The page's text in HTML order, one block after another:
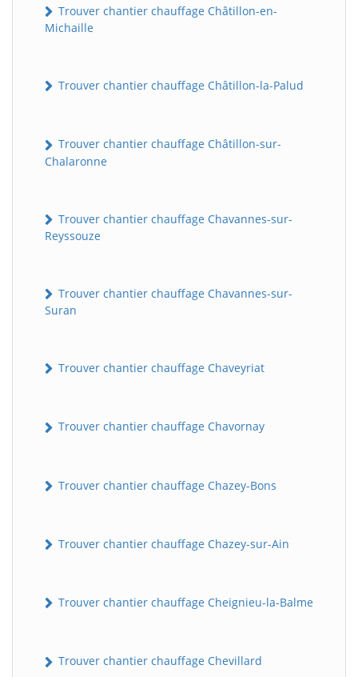
Trouver chantier chauffage Châtillon-en-
Michaille
Trouver chantier chauffage Châtillon-la-Palud
Trouver chantier chauffage Châtillon-sur-
Chalaronne
Trouver chantier chauffage Chavannes-sur-
Reyssouze
Trouver chantier chauffage Chavannes-sur-
Suran
Trouver chantier chauffage Chaveyriat
Trouver chantier chauffage Chavornay
Trouver chantier chauffage Chazey-Bons
Trouver chantier chauffage Chazey-sur-Ain
Trouver chantier chauffage Cheignieu-la-Balme
Trouver chantier chauffage Chevillard